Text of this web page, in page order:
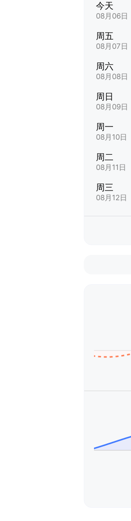
今天
08月06日
周五
08月07日
周六
08月08日
周日
08月09日
周一
08月10日
周二
08月11日
周三
08月12日